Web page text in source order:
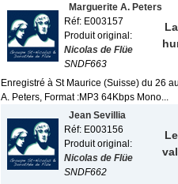
Marguerite A. Peters
Réf: E003157
Produit original:
Nicolas de Flüe
SNDF663
Enregistré à St Maurice (Suisse) du 26
A. Peters, Format :MP3 64Kbps Mono...
Jean Sevillia
Réf: E003156
Produit original:
Nicolas de Flüe
SNDF662